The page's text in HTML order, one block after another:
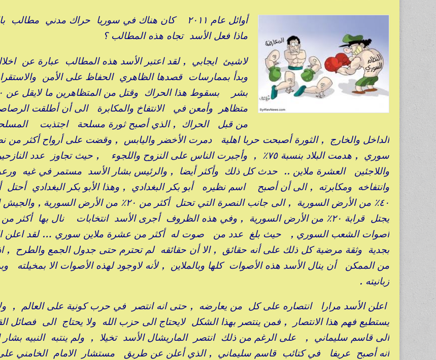
أوائل عام ٢٠١١ كان هناك في سوريا حراك مدني مطالب
ماذا فعل الأسد تجاه هذه المطالب ؟
لاشيئ ايجابي , لقد اعتبر الأسد هذه المطالب عبارة عن
وبدأ بممارسات قصدها الظاهري الحفاظ على الأمن
متظاهر وأمعن في الانتفاخ والمكابرة الى أن أطلقت
من قبل الحراك , الذي أصبح ثورة مسلحة اجتذبت
الداخل والخارج , الثورة أصبحت حربا اهلية دمرت الأخضر واليابس , وقضت على أرواح أكثر من
سوري , هدمت البلاد بنسبة ٧٥٪ , وأجبرت الناس على النزوح واللجوء , حيث تجاوز عدد
واللاجئين العشرة ملاين .. حدث كل ذلك وأكثر أيضا , والرئيس بشار الأسد مستمر في غيه
وانتفاخه ومكابرته , الى أن أصبح اسم نظيره أبو بكر البغدادي , وهذا الأبو بكر البغدادي أحتل
٤٠٪ من الأرض السورية , الى جانب النصرة التي تحتل أكثر من ٢٠٪ من الأرض
أصوات الشعب السوري , حيث بلغ عدد من صوت له أكثر من عشرة ملاين سوري … لقد اعلن
بجدية وثقة مرضية كل ذلك على أنه حقائق , الا أن حقائقه لم تحترم حتى جدول الجمع والطرح ,
من الممكن أن ينال الأسد هذه الأصوات كلها وبالملاين , لأنه لاوجود لهذه الأصوات الا بمخيلته
زبانيته .
اعلن الأسد مرارا انتصاره على كل من يعارضه , حتى انه انتصر في حرب كونية على العالم ,
يستطيع فهم هذا الانتصار , فمن ينتصر بهذا الشكل لايحتاج الى حزب الله ولا يحتاج الى فصائل
الى قاسم سليماني , على الرغم من ذلك انتصر الماريشال الأسد تخيلا , ولم ينتبه النبيه
أنه أصبح عريفا في كتائب قاسم سليماني , الذي أعلن عن طريق مستشار الامام الخامني